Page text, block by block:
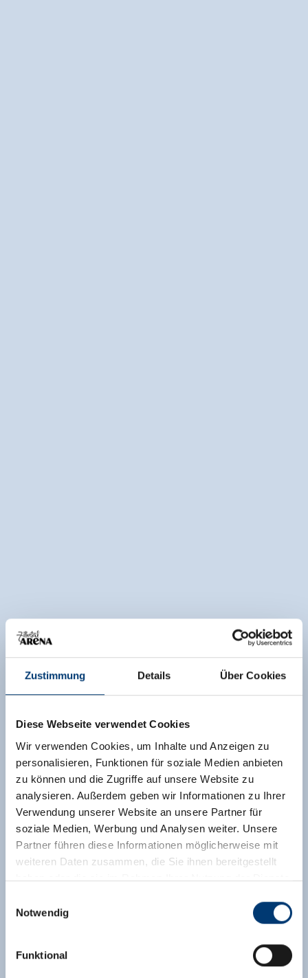
Zustimmung Details Über Cookies
Diese Webseite verwendet Cookies
Wir verwenden Cookies, um Inhalte und Anzeigen zu
personalisieren, Funktionen für soziale Medien anbieten
zu können und die Zugriffe auf unsere Website zu
analysieren. Außerdem geben wir Informationen zu Ihrer
Verwendung unserer Website an unsere Partner für
soziale Medien, Werbung und Analysen weiter. Unsere
Partner führen diese Informationen möglicherweise mit
weiteren Daten zusammen, die Sie ihnen bereitgestellt
haben oder die sie im Rahmen Ihrer Nutzung der Dienste
Rohr 23// A-6280 Zell am Ziller
Notwendig
Funktional